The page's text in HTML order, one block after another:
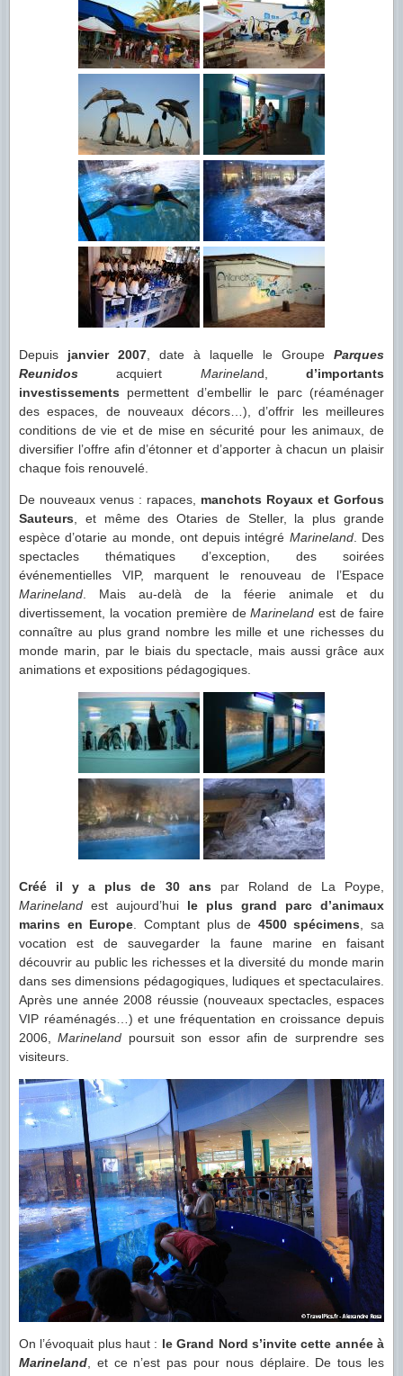
Depuis janvier 2007 , date à laquelle le Groupe Parques
Reunidos acquiert Marineland,d’importants
investissements permettent d’embellir le parc (réaménager
des espaces, de nouveaux décors…), d’offrir les meilleures
conditions de vie et de mise en sécurité pour les animaux, de
diversifier l’offre afin d’étonner et d’apporter à chacun un plaisir
chaque fois renouvelé.
De nouveaux venus : rapaces, manchots Royaux et Gorfous
Sauteurs , et même des Otaries de Steller, la plus grande
espèce d’otarie au monde, ont depuis intégré Marineland. Des
spectacles thématiques d’exception, des soirées
événementielles VIP, marquent le renouveau de l’Espace
Marineland . Mais au-delà de la féerie animale et du
divertissement, la vocation première deMarineland est de faire
connaître au plus grand nombre les mille et une richesses du
monde marin, par le biais du spectacle, mais aussi grâce aux
animations et expositions pédagogiques.
Créé il y a plus de 30 ans par Roland de La Poype,
Marineland est aujourd’hui le plus grand parc d’animaux
marins en Europe . Comptant plus de 4500 spécimens , sa
vocation est de sauvegarder la faune marine en faisant
découvrir au public les richesses et la diversité du monde marin
dans ses dimensions pédagogiques, ludiques et spectaculaires.
Après une année 2008 réussie (nouveaux spectacles, espaces
VIP réaménagés…) et une fréquentation en croissance depuis
2006,Marineland poursuit son essor afin de surprendre ses
visiteurs.
On l’évoquait plus haut : le Grand Nord s’invite cette année à
Marineland , et ce n’est pas pour nous déplaire. De tous les